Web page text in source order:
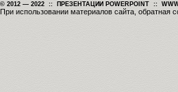
© 2012 — 2022 :: ПРЕЗЕНТАЦИИ POWERPOINT ::
При использовании материалов сайта, обратная